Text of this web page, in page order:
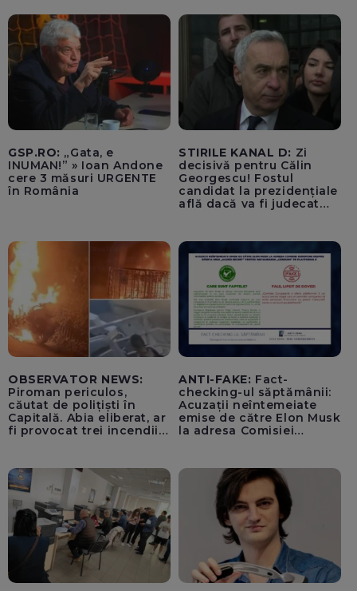
GSP.RO: „Gata, e
INUMAN!” » Ioan Andone
cere 3 măsuri URGENTE
în România
STIRILE KANAL D: Zi
decisivă pentru Călin
Georgescu! Fostul
candidat la prezidențiale
află dacă va fi judecat
OBSERVATOR NEWS:
Piroman periculos,
căutat de polițiști în
Capitală. Abia eliberat, ar
fi provocat trei incendii
ANTI-FAKE: Fact-
checking-ul săptămânii:
Acuzații neîntemeiate
emise de către Elon Musk
la adresa Comisiei
pentru instaurarea
„cenzurii” pe platforma X